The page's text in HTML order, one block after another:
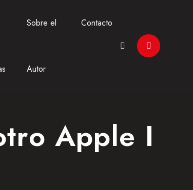
Sobre el
Autor
Contacto
Apple I